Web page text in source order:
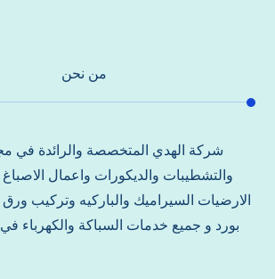
من نحن
شركة الهدي المتخصصة والرائدة في
والتشطيبات والديكورات واعمال
الارضيات السيراميك والباركيه وتركيب
بورد و جميع خدمات السباكة والكهرباء